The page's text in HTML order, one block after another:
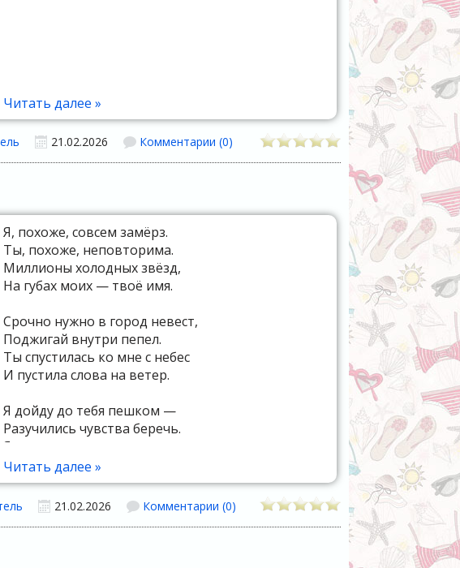
Читать далее »
21.02.2026 Комментарии (0)
Я, похоже, совсем замёрз.
Ты, похоже, неповторима.
Миллионы холодных звёзд,
На губах моих — твоё имя.
Срочно нужно в город невест,
Поджигай внутри пепел.
Ты спустилась ко мне с небес
И пустила слова на ветер.
Я дойду до тебя пешком —
Разучились чувства беречь.
Я иду только с вещмешком,
Иду под гору — гора с плеч.
Ты любовь возьми под арест,
Для тебя я всё же чужак.
Читать далее »
21.02.2026 Комментарии (0)